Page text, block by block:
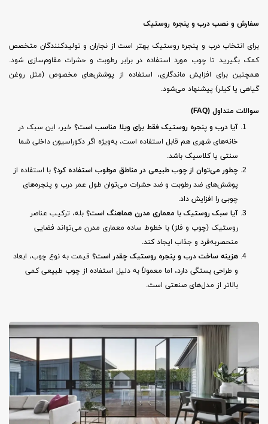
سفارش و نصب درب و پنجره روستیک
برای انتخاب درب و پنجره روستیک بهتر است از نجاران و تولیدکنندگان متخصص
کمک بگیرید تا چوب مورد استفاده در برابر رطوبت و حشرات مقاوم‌سازی شود.
همچنین برای افزایش ماندگاری، استفاده از پوشش‌های مخصوص (مثل روغن
گیاهی یا کیلر) پیشنهاد می‌شود.
سوالات متداول (FAQ)
آیا درب و پنجره روستیک فقط برای ویلا مناسب است؟ خیر، این سبک در
خانه‌های شهری هم قابل استفاده است، به‌ویژه اگر دکوراسیون داخلی شما
سنتی یا کلاسیک باشد.
چطور می‌توان از چوب طبیعی در مناطق مرطوب استفاده کرد؟ با استفاده از
پوشش‌های ضد رطوبت و ضد حشرات می‌توان طول عمر درب و پنجره‌های
چوبی را افزایش داد.
آیا سبک روستیک با معماری مدرن هماهنگ است؟ بله، ترکیب عناصر
روستیک (چوب و فلز) با خطوط ساده معماری مدرن می‌تواند فضایی
منحصربه‌فرد و جذاب ایجاد کند.
هزینه ساخت درب و پنجره روستیک چقدر است؟ قیمت به نوع چوب، ابعاد
و طراحی بستگی دارد، اما معمولاً به دلیل استفاده از چوب طبیعی کمی
بالاتر از مدل‌های صنعتی است.